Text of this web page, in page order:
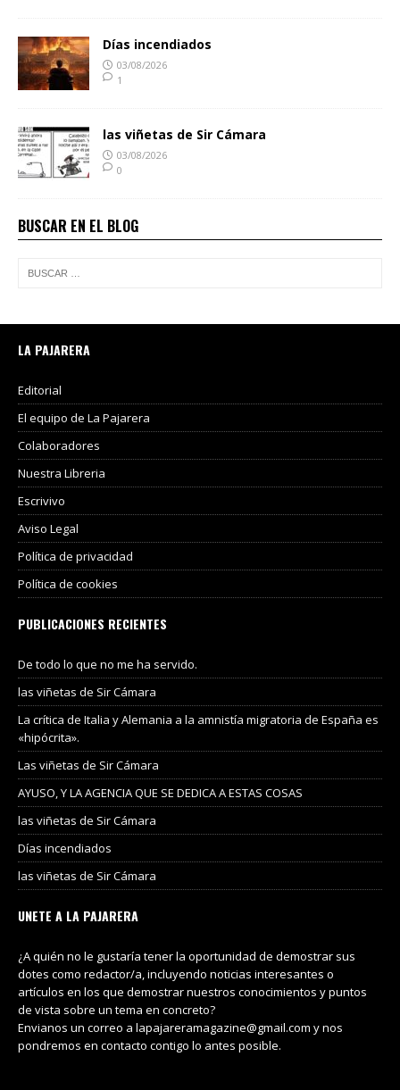
Días incendiados
03/08/2026
1
las viñetas de Sir Cámara
03/08/2026
0
BUSCAR EN EL BLOG
LA PAJARERA
Editorial
El equipo de La Pajarera
Colaboradores
Nuestra Libreria
Escrivivo
Aviso Legal
Política de privacidad
Política de cookies
PUBLICACIONES RECIENTES
De todo lo que no me ha servido.
las viñetas de Sir Cámara
La crítica de Italia y Alemania a la amnistía migratoria de España es
«hipócrita».
Las viñetas de Sir Cámara
AYUSO, Y LA AGENCIA QUE SE DEDICA A ESTAS COSAS
las viñetas de Sir Cámara
Días incendiados
las viñetas de Sir Cámara
UNETE A LA PAJARERA
¿A quién no le gustaría tener la oportunidad de demostrar sus
dotes como redactor/a, incluyendo noticias interesantes o
artículos en los que demostrar nuestros conocimientos y puntos
de vista sobre un tema en concreto?
Envianos un correo a lapajareramagazine@gmail.com y nos
pondremos en contacto contigo lo antes posible.